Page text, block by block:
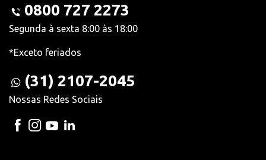
0800 727 2273
Segunda à sexta 8:00 às 18:00
*Exceto feriados
(31) 2107-2045
Nossas Redes Sociais